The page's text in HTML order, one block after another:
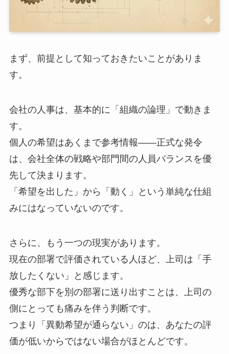
まず、前提として知っておきたいことがありま
す。
会社の人事は、基本的に「組織の論理」で動きま
す。
個人の希望はあくまで参考情報——正式な発令
は、会社全体の戦略や部門間の人員バランスを優
先して決まります。
「希望を出した」から「動く」という単純な仕組
みにはなっていないのです。
さらに、もう一つの現実があります。
現在の部署で評価されている人ほど、上司は「手
放したくない」と感じます。
優秀な部下を別の部署に送り出すことは、上司の
側にとっても痛みを伴う判断です。
つまり「異動希望が通らない」のは、あなたの評
価が低いからではない場合がほとんどです。